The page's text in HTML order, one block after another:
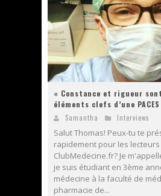
« Constance et rigueur
éléments clefs d’une
Samantha Interviews
Salut Thomas! Peux-tu te
rapidement pour les lecteurs
ClubMedecine.fr? Je
je suis étudiant en 3ème
médecine à la faculté de
pharmacie de...